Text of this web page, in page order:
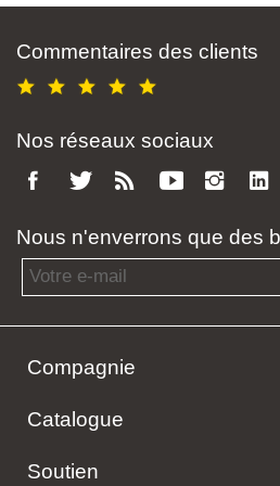
Commentaires des clients
Nos réseaux sociaux
Nous n'enverrons que des
Email address
Compagnie
Catalogue
Soutien